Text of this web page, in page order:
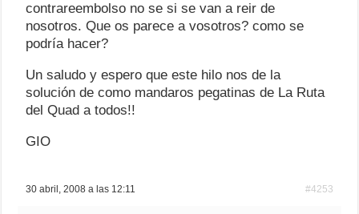
contrareembolso no se si se van a reir de
nosotros. Que os parece a vosotros? como se
podría hacer?
Un saludo y espero que este hilo nos de la
solución de como mandaros pegatinas de La Ruta
del Quad a todos!!
GIO
30 abril, 2008 a las 12:11 #4253